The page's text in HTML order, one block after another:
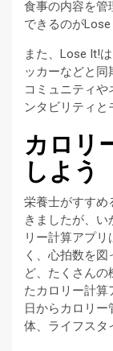
食事の内容を管
できるのがLose
また、Lose It!
ッカーなどと
コミュニティ
ンタビリティと
カロリ
しよう
栄養士がすすめ
きましたが、い
リー計算アプ
く、心拍数を
ど、たくさん
たカロリー計算
日からカロリ
体、ライフスタ